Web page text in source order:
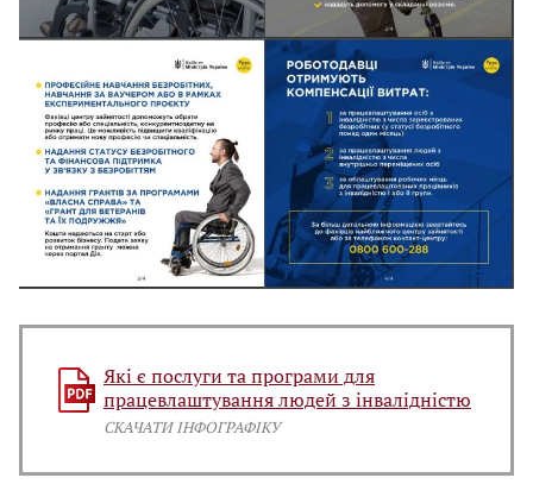
Які є послуги та програми для
працевлаштування людей з інвалідністю
СКАЧАТИ ІНФОГРАФІКУ